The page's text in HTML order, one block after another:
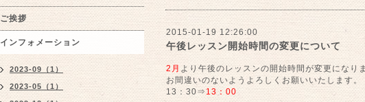
2015-01-19 12:26:00
午後レッスン開始時間の変更について
2月 より午後のレッスンの開始時間が変更になり
お間違いのないようよろしくお願いいたします。
13：30⇒13：00
ご挨拶
インフォメーション
2023-09（1）
2023-05（1）